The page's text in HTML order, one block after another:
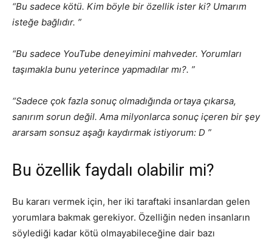
“Bu sadece kötü. Kim böyle bir özellik ister ki? Umarım
isteğe bağlıdır. ”
“Bu sadece YouTube deneyimini mahveder. Yorumları
taşımakla bunu yeterince yapmadılar mı?. ”
“Sadece çok fazla sonuç olmadığında ortaya çıkarsa,
sanırım sorun değil. Ama milyonlarca sonuç içeren bir şey
ararsam sonsuz aşağı kaydırmak istiyorum: D ”
Bu özellik faydalı olabilir mi?
Bu kararı vermek için, her iki taraftaki insanlardan gelen
yorumlara bakmak gerekiyor. Özelliğin neden insanların
söylediği kadar kötü olmayabileceğine dair bazı